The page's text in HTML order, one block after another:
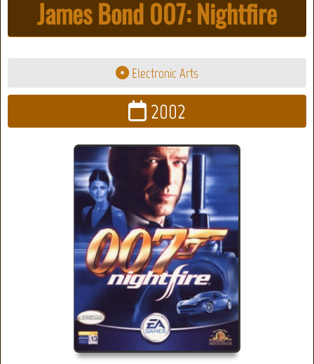
James Bond 007: Nightfire
Electronic Arts
2002